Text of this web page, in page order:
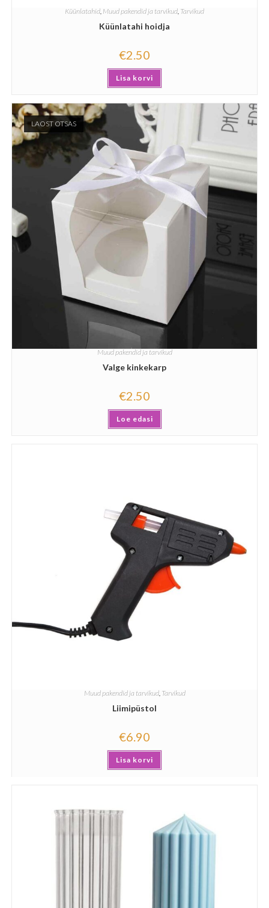
Küünlatahid, Muud pakendid ja tarvikud, Tarvikud
Küünlatahi hoidja
€2.50
Lisa korvi
LAOST OTSAS
Muud pakendid ja tarvikud
Valge kinkekarp
€2.50
Loe edasi
Muud pakendid ja tarvikud, Tarvikud
Liimipüstol
€6.90
Lisa korvi